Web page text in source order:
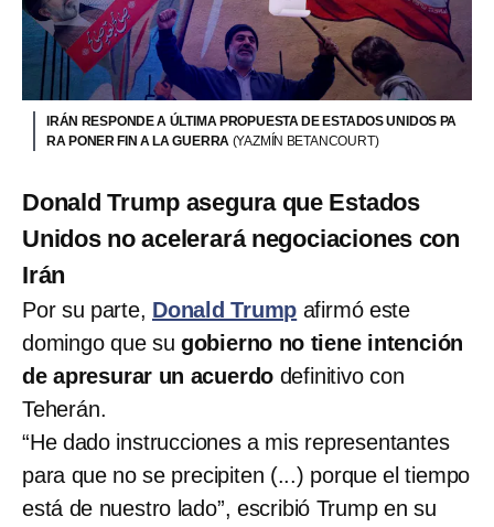
IRÁN RESPONDE A ÚLTIMA PROPUESTA DE ESTADOS UNIDOS PA
RA PONER FIN A LA GUERRA (YAZMÍN BETANCOURT)
Donald Trump asegura que Estados
Unidos no acelerará negociaciones con
Irán
Por su parte, Donald Trump afirmó este
domingo que su gobierno no tiene intención
de apresurar un acuerdo definitivo con
Teherán.
“He dado instrucciones a mis representantes
para que no se precipiten (...) porque el tiempo
está de nuestro lado”, escribió Trump en su